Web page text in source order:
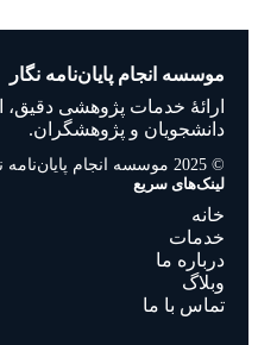
موسسه انجام پایان‌نامه نگار
ارائهٔ خدمات پژوهشی دقیق،
دانشجویان و پژوهشگران.
© 2025 موسسه انجام پایان‌نامه نگار — تمامی حقوق محفوظ است.
لینک‌های سریع
خانه
خدمات
درباره ما
وبلاگ
تماس با ما